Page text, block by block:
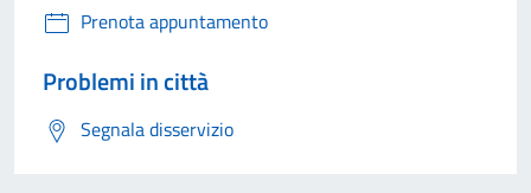
Prenota appuntamento
Problemi in città
Segnala disservizio